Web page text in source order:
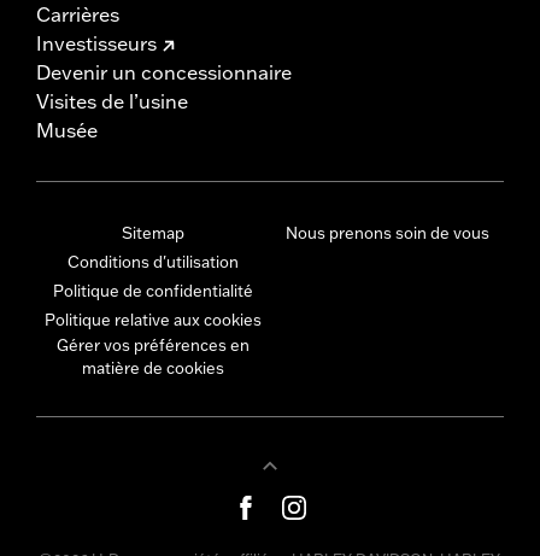
Carrières
Investisseurs
Devenir un concessionnaire
Visites de l’usine
Musée
Sitemap
Conditions d'utilisation
Politique de confidentialité
Politique relative aux cookies
Gérer vos préférences en
matière de cookies
Nous prenons soin de vous